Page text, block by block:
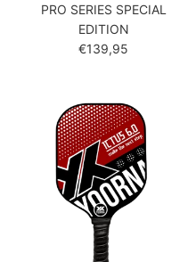
PRO SERIES SPECIAL
EDITION
Reguliere prijs
€139,95